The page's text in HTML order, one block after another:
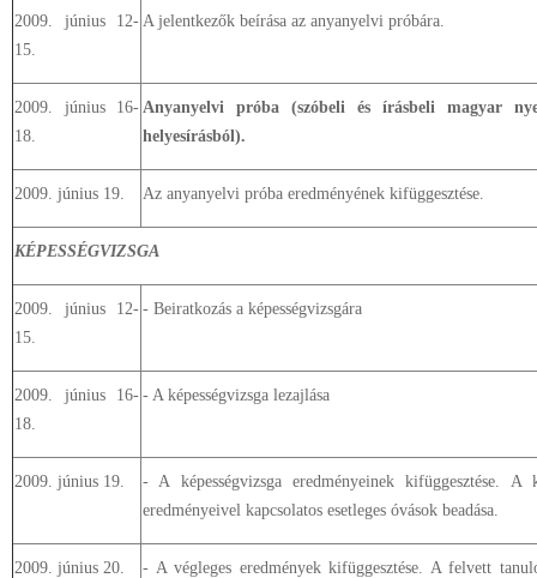
2009. június 12-
15.
A jelentkezők beírása az anyanyelvi próbára.
2009. június 16-
18.
Anyanyelvi próba (szóbeli és írásbeli magyar
helyesírásból).
2009. június 19. Az anyanyelvi próba eredményének kifüggesztése.
KÉPESSÉGVIZSGA
2009. június 12-
15.
- Beiratkozás a képességvizsgára
2009. június 16-
18.
- A képességvizsga lezajlása
2009. június 19.
- A képességvizsga eredményeinek kifüggesztése. A
eredményeivel kapcsolatos esetleges óvások beadása.
2009. június 20.
- A végleges eredmények kifüggesztése. A felvett